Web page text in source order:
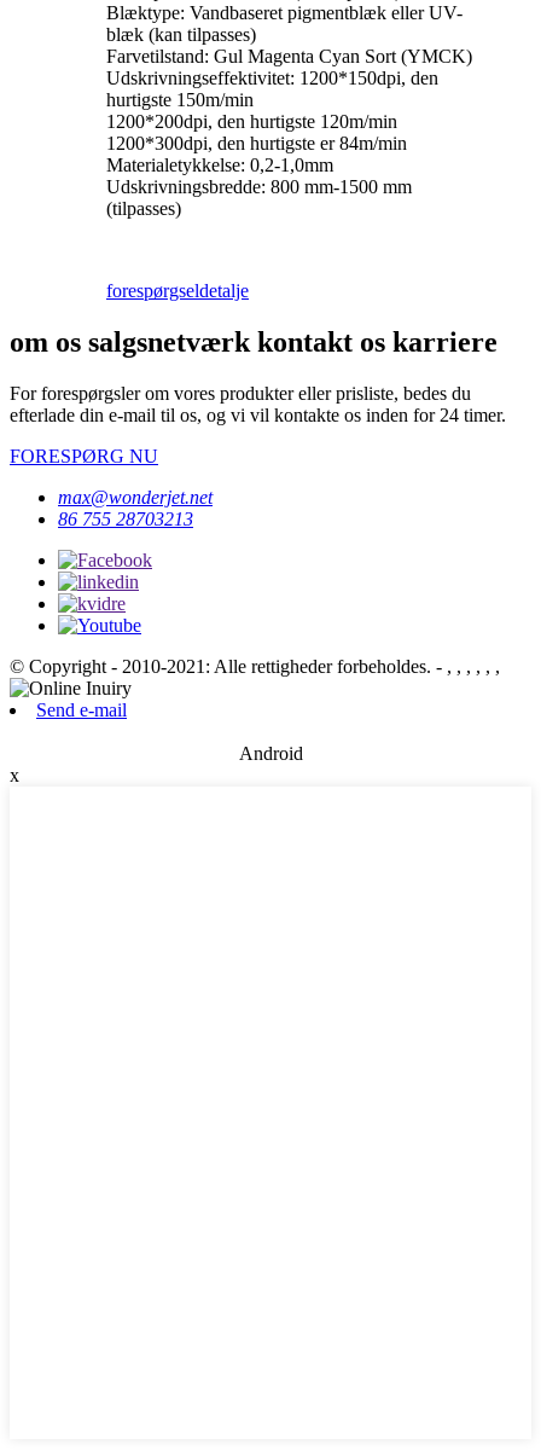
Blæktype: Vandbaseret pigmentblæk eller UV-
blæk (kan tilpasses)
Farvetilstand: Gul Magenta Cyan Sort (YMCK)
Udskrivningseffektivitet: 1200*150dpi, den
hurtigste 150m/min
1200*200dpi, den hurtigste 120m/min
1200*300dpi, den hurtigste er 84m/min
Materialetykkelse: 0,2-1,0mm
Udskrivningsbredde: 800 mm-1500 mm
(tilpasses)
forespørgseldetalje
om os salgsnetværk kontakt os karriere
For forespørgsler om vores produkter eller prisliste, bedes du
efterlade din e-mail til os, og vi vil kontakte os inden for 24 timer.
FORESPØRG NU
max@wonderjet.net
86 755 28703213
© Copyright - 2010-2021: Alle rettigheder forbeholdes. - , , , , , ,
Send e-mail
Android
x